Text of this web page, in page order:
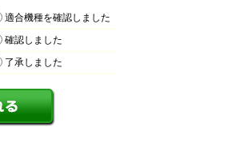
適合機種を確認しました
確認しました
了承しました